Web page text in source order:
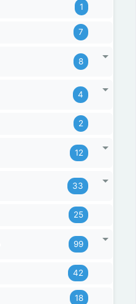
1
7
8
4
2
12
33
25
99
42
18